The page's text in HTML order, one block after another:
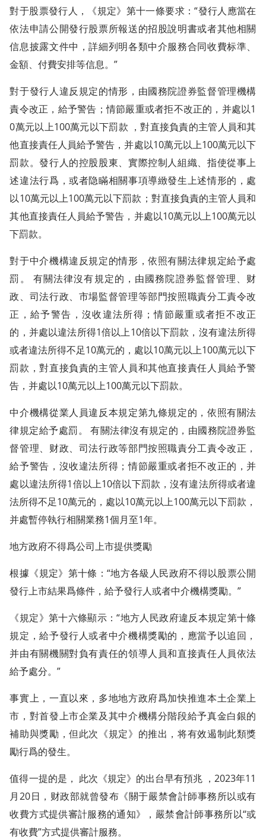
對于股票發行人，《規定》第十一條要求：“發行人應當在
依法申請公開發行股票所報送的招股說明書或者其他相關
信息披露文件中，詳細列明各類中介服務合同收費标準、
金額、付費安排等信息。”
對于發行人違反規定的情形，由國務院證券監督管理機構
責令改正，給予警告；情節嚴重或者拒不改正的，并處以1
0萬元以上100萬元以下罰款 ，對直接負責的主管人員和其
他直接責任人員給予警告，并處以10萬元以上100萬元以下
罰款。發行人的控股股東、實際控制人組織、指使從事上
述違法行爲，或者隐瞞相關事項導緻發生上述情形的，處
以10萬元以上100萬元以下罰款；對直接負責的主管人員和
其他直接責任人員給予警告，并處以10萬元以上100萬元以
下罰款。
對于中介機構違反規定的情形，依照有關法律規定給予處
罰。 有關法律沒有規定的，由國務院證券監督管理、财
政、司法行政、市場監督管理等部門按照職責分工責令改
正，給予警告，沒收違法所得；情節嚴重或者拒不改正
的，并處以違法所得1倍以上10倍以下罰款，沒有違法所得
或者違法所得不足10萬元的，處以10萬元以上100萬元以下
罰款，對直接負責的主管人員和其他直接責任人員給予警
告，并處以10萬元以上100萬元以下罰款。
中介機構從業人員違反本規定第九條規定的，依照有關法
律規定給予處罰。 有關法律沒有規定的，由國務院證券監
督管理、财政、司法行政等部門按照職責分工責令改正，
給予警告，沒收違法所得；情節嚴重或者拒不改正的，并
處以違法所得1倍以上10倍以下罰款，沒有違法所得或者違
法所得不足10萬元的，處以10萬元以上100萬元以下罰款，
并處暫停執行相關業務1個月至1年。
地方政府不得爲公司上市提供獎勵
根據《規定》第十條：“地方各級人民政府不得以股票公開
發行上市結果爲條件，給予發行人或者中介機構獎勵。”
《規定》第十六條顯示：“地方人民政府違反本規定第十條
規定，給予發行人或者中介機構獎勵的，應當予以追回，
并由有關機關對負有責任的領導人員和直接責任人員依法
給予處分。”
事實上，一直以來，多地地方政府爲加快推進本土企業上
市，對首發上市企業及其中介機構分階段給予真金白銀的
補助與獎勵，但此次《規定》的推出，将有效遏制此類獎
勵行爲的發生。
值得一提的是， 此次《規定》的出台早有預兆 ，2023年11
月20日，财政部就曾發布《關于嚴禁會計師事務所以或有
收費方式提供審計服務的通知》，嚴禁會計師事務所以“或
有收費”方式提供審計服務。